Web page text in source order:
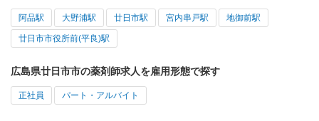
阿品駅 大野浦駅 廿日市駅 宮内串戸駅 地御前駅
廿日市市役所前(平良)駅
広島県廿日市市の薬剤師求人を雇用形態で探す
正社員 パート・アルバイト